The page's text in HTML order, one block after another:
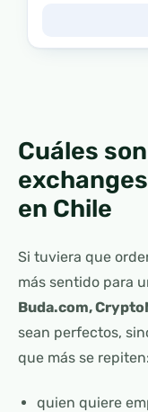
Cuáles
en Chile
Si tuviera que
más sentido para
Buda.com,
sean perfectos,
que más se repiten:
quien quiere